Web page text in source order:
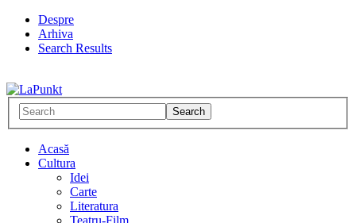
Despre
Arhiva
Search Results
Acasă
Cultura
Idei
Carte
Literatura
Teatru-Film